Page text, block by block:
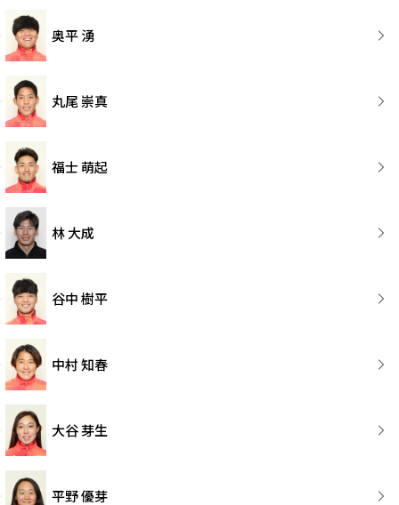
奥平 湧
丸尾 崇真
福士 萌起
林 大成
谷中 樹平
中村 知春
大谷 芽生
平野 優芽